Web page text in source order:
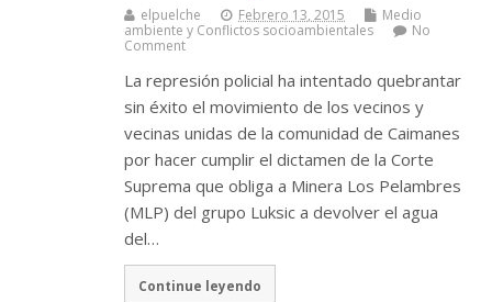
elpuelche Febrero 13, 2015
Medio
ambiente y Conflictos socioambientales
No
Comment
La represión policial ha intentado quebrantar
sin éxito el movimiento de los vecinos y
vecinas unidas de la comunidad de Caimanes
por hacer cumplir el dictamen de la Corte
Suprema que obliga a Minera Los Pelambres
(MLP) del grupo Luksic a devolver el agua
del…
Continue leyendo